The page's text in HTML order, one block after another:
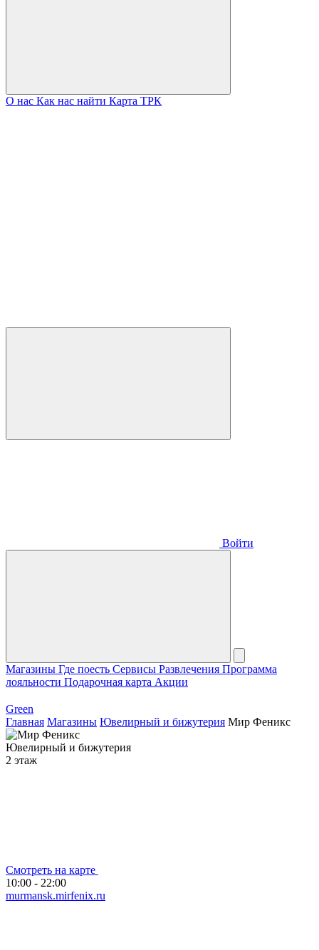
О нас Как нас найти Карта ТРК
Войти
Магазины Где поесть Сервисы Развлечения Программа
лояльности Подарочная карта Акции
Green
Главная Магазины Ювелирный и бижутерия Мир Феникс
Ювелирный и бижутерия
2 этаж
Смотреть на карте
10:00 - 22:00
murmansk.mirfenix.ru